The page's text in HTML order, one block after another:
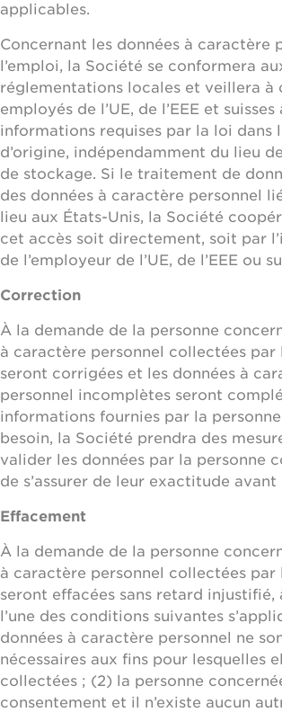
applicables.
Concernant les données à caractère
l’emploi, la Société se conformera
réglementations locales et veillera à
employés de l’UE, de l’EEE et
informations requises par la loi dans
d’origine, indépendamment du lieu
de stockage. Si le traitement de
des données à caractère personnel
lieu aux États-Unis, la Société
cet accès soit directement, soit par
de l’employeur de l’UE, de l’EEE ou
Correction
À la demande de la personne
à caractère personnel collectées par
seront corrigées et les données à
personnel incomplètes seront
informations fournies par la
besoin, la Société prendra des
valider les données par la personne
de s’assurer de leur exactitude
Effacement
À la demande de la personne
à caractère personnel collectées par
seront effacées sans retard
l’une des conditions suivantes
données à caractère personnel ne
nécessaires aux fins pour lesquelles
collectées ; (2) la personne
consentement et il n’existe aucun